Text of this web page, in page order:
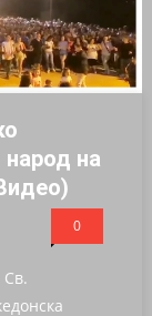
на
0
Св.